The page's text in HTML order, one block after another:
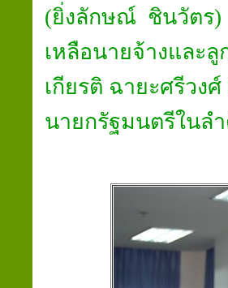
(ยิ่งลักษณ์ ชินวัตร)
เหลือนายจ้างและ
เกียรติ ฉายะศรีวง
นายกรัฐมนตรีในล